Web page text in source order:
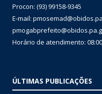
Procon: (93) 99158-9345
E-mail:
Horário de atendimento:
ÚLTIMAS PUBLICAÇÕES